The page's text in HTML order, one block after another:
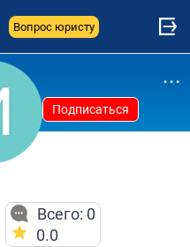
Вопрос юристу
Подписаться
...
Всего: 0
0.0